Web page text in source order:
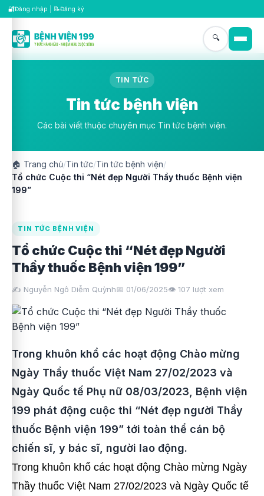
🔐Đăng nhập 📝Đăng ký
🔍
TIN TỨC
Tin tức bệnh viện
Các bài viết thuộc chuyên mục Tin tức bệnh viện.
🏠 Trang chủ/Tin tức/Tin tức bệnh viện/
Tổ chức Cuộc thi “Nét đẹp Người Thầy thuốc Bệnh viện
199”
TIN TỨC BỆNH VIỆN
Tổ chức Cuộc thi “Nét đẹp Người
Thầy thuốc Bệnh viện 199”
✍️ Nguyễn Ngô Diễm Quỳnh📅 01/06/2025👁️ 107 lượt xem
Trong khuôn khổ các hoạt động Chào mừng
Ngày Thầy thuốc Việt Nam 27/02/2023 và
Ngày Quốc tế Phụ nữ 08/03/2023, Bệnh viện
199 phát động cuộc thi “Nét đẹp người Thầy
thuốc Bệnh viện 199” tới toàn thể cán bộ
chiến sĩ, y bác sĩ, người lao động.
Trong khuôn khổ các hoạt động Chào mừng Ngày
Thầy thuốc Việt Nam 27/02/2023 và Ngày Quốc tế